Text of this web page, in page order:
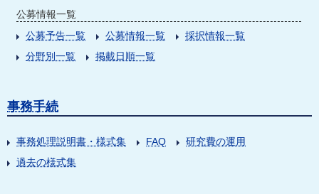
公募情報一覧
公募予告一覧
公募情報一覧
採択情報一覧
分野別一覧
掲載日順一覧
事務手続
事務処理説明書・様式集 FAQ
研究費の運用
過去の様式集